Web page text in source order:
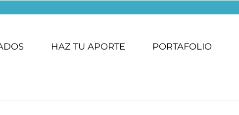
HAZ TU APORTE PORTAFOLIO